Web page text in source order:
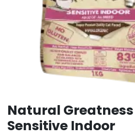
Natural
Sensitive Indoor